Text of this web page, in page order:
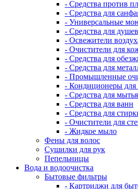
- Средства против
- Средства для
- Универсальные
- Средства для
- Освежители
- Очистители для
- Средства для
- Средства для
- Промышленные
- Кондиционеры для
- Средства для
- Средства для ванн
- Средства для
- Очистители для
- Жидкое мыло
Фены для волос
Сушилки для рук
Пепельницы
Вода и водоочистка
Бытовые фильтры
- Картриджи для